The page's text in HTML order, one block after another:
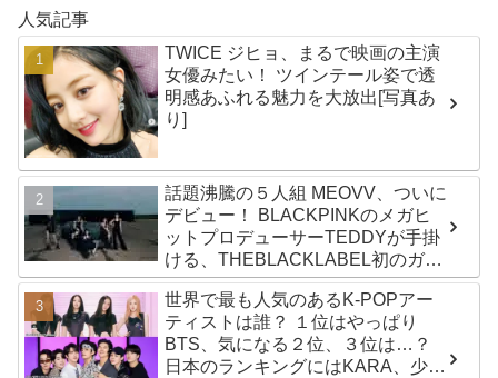
人気記事
TWICE ジヒョ、まるで映画の主演
女優みたい！ ツインテール姿で透
明感あふれる魅力を大放出[写真あ
り]
話題沸騰の５人組 MEOVV、ついに
デビュー！ BLACKPINKのメガヒ
ットプロデューサーTEDDYが手掛
ける、THEBLACKLABEL初のガー
ルズグループ！ デビューシングル
「MEOW」をリリース
世界で最も人気のあるK-POPアー
ティストは誰？ １位はやっぱり
BTS、気になる２位、３位は…？
日本のランキングにはKARA、少女